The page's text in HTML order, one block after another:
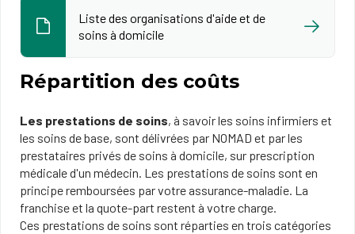
Liste des organisations d'aide et de
soins à domicile
Répartition des coûts
Les prestations de soins, à savoir les soins infirmiers et
les soins de base, sont délivrées par NOMAD et par les
prestataires privés de soins à domicile, sur prescription
médicale d'un médecin. Les prestations de soins sont en
principe remboursées par votre assurance-maladie. La
franchise et la quote-part restent à votre charge.
Ces prestations de soins sont réparties en trois catégories